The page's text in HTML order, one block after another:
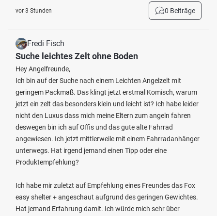
vor 3 Stunden 0 Beiträge
Fredi Fisch
Suche leichtes Zelt ohne Boden
Hey Angelfreunde,
Ich bin auf der Suche nach einem Leichten Angelzelt mit
geringem Packmaß. Das klingt jetzt erstmal Komisch, warum
jetzt ein zelt das besonders klein und leicht ist? Ich habe leider
nicht den Luxus dass mich meine Eltern zum angeln fahren
deswegen bin ich auf Offis und das gute alte Fahrrad
angewiesen. Ich jetzt mittlerweile mit einem Fahrradanhänger
unterwegs. Hat irgend jemand einen Tipp oder eine
Produktempfehlung?
Ich habe mir zuletzt auf Empfehlung eines Freundes das Fox
easy shelter + angeschaut aufgrund des geringen Gewichtes.
Hat jemand Erfahrung damit. Ich würde mich sehr über